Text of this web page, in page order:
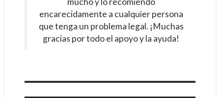
encarecidamente a cualquier persona
que tenga un problema legal. ¡Muchas
gracias por todo el apoyo y la ayuda!